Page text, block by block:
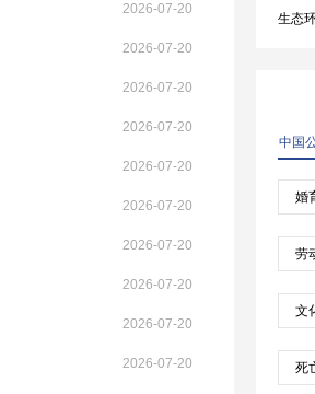
2026-07-20
2026-07-20
2026-07-20
2026-07-20
2026-07-20
2026-07-20
2026-07-20
2026-07-20
2026-07-20
2026-07-20